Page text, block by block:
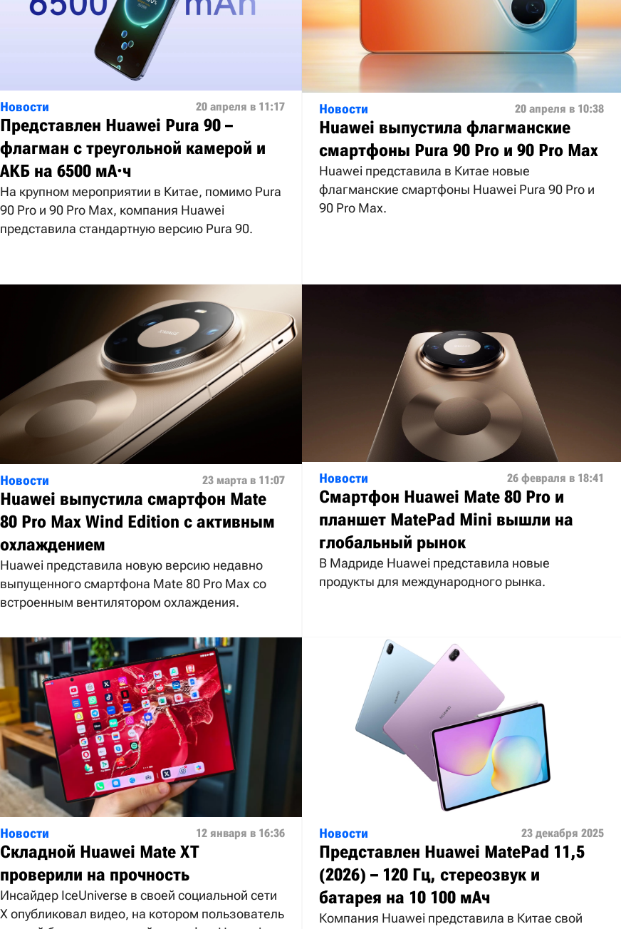
Новости 20 апреля в 11:17
Представлен Huawei Pura 90 –
флагман с треугольной камерой и
АКБ на 6500 мА·ч
На крупном мероприятии в Китае, помимо Pura
90 Pro и 90 Pro Max, компания Huawei
представила стандартную версию Pura 90.
Новости 20 апреля в 10:38
Huawei выпустила флагманские
смартфоны Pura 90 Pro и 90 Pro Max
Huawei представила в Китае новые
флагманские смартфоны Huawei Pura 90 Pro и
90 Pro Max.
Новости 23 марта в 11:07
Huawei выпустила смартфон Mate
80 Pro Max Wind Edition с активным
охлаждением
Huawei представила новую версию недавно
выпущенного смартфона Mate 80 Pro Max со
встроенным вентилятором охлаждения.
Новости 26 февраля в 18:41
Смартфон Huawei Mate 80 Pro и
планшет MatePad Mini вышли на
глобальный рынок
В Мадриде Huawei представила новые
продукты для международного рынка.
Новости 12 января в 16:36
Складной Huawei Mate XT
проверили на прочность
Инсайдер IceUniverse в своей социальной сети
X опубликовал видео, на котором пользователь
Новости 23 декабря 2025
Представлен Huawei MatePad 11,5
(2026) – 120 Гц, стереозвук и
батарея на 10 100 мАч
Компания Huawei представила в Китае свой